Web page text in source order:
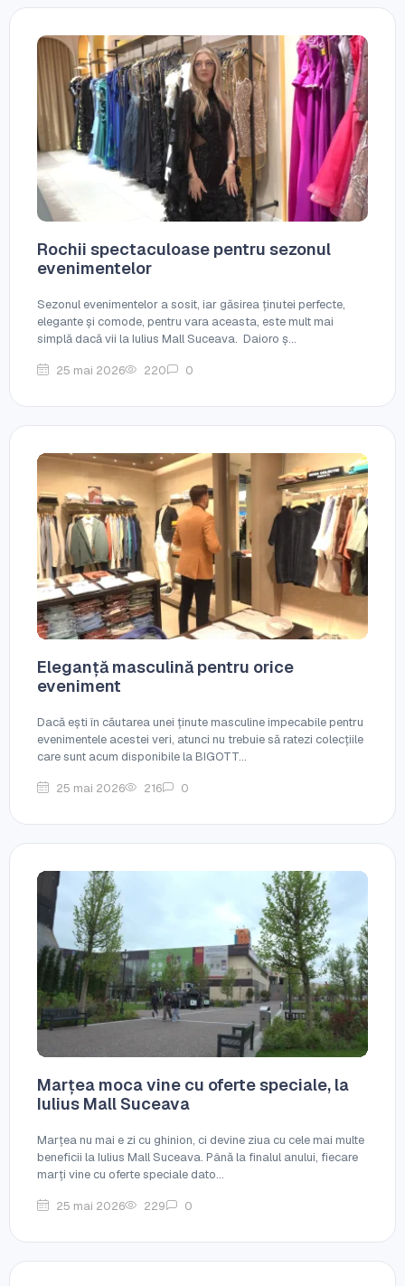
Rochii spectaculoase pentru sezonul
evenimentelor
Sezonul evenimentelor a sosit, iar găsirea ținutei perfecte,
elegante și comode, pentru vara aceasta, este mult mai
simplă dacă vii la Iulius Mall Suceava. Daioro ș...
25 mai 2026 220 0
Eleganță masculină pentru orice
eveniment
Dacă ești în căutarea unei ținute masculine impecabile pentru
evenimentele acestei veri, atunci nu trebuie să ratezi colecțiile
care sunt acum disponibile la BIGOTT...
25 mai 2026 216 0
Marțea moca vine cu oferte speciale, la
Iulius Mall Suceava
Marțea nu mai e zi cu ghinion, ci devine ziua cu cele mai multe
beneficii la Iulius Mall Suceava. Până la finalul anului, fiecare
marți vine cu oferte speciale dato...
25 mai 2026 229 0